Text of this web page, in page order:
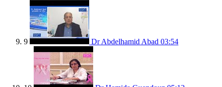
9 Dr Abdelhamid Abad 03:54